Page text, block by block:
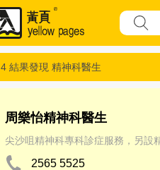
4 結果發現 精神科醫生
周樂怡精神科醫生
尖沙咀精神科專科診症服務，另設
2565 5525